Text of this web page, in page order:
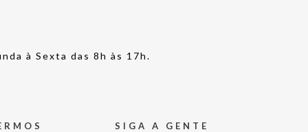
à Sexta das 8h às 17h.
SIGA A GENTE